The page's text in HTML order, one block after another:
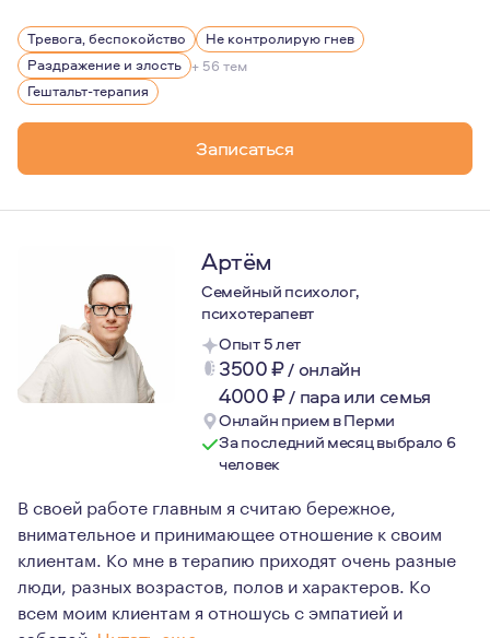
Еще в школьные годы мне были интересны люди и то,
Тревога, беспокойство
Не контролирую гнев
Раздражение и злость + 56 тем
Гештальт-терапия
Записаться
Артём
Семейный психолог,
психотерапевт
Опыт 5 лет
3500₽/ онлайн
4000₽/ пара или семья
Онлайн прием в Перми
За последний месяц выбрало 6
человек
В своей работе главным я считаю бережное,
внимательное и принимающее отношение к своим
клиентам. Ко мне в терапию приходят очень разные
люди, разных возрастов, полов и характеров. Ко
всем моим клиентам я отношусь с эмпатией и